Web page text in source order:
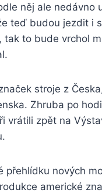
něj ale nedávno
teď budou jezdit i
tak to bude vrchol
stroje z
Zhruba po
vrátili zpět na
přehlídku nových
americké